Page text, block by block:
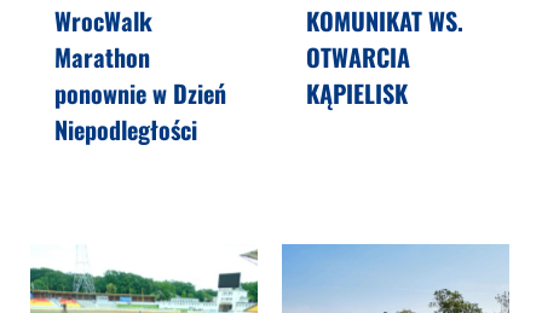
WrocWalk
Marathon
ponownie w Dzień
Niepodległości
KOMUNIKAT WS.
OTWARCIA
KĄPIELISK